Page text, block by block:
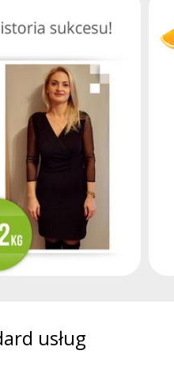
usług